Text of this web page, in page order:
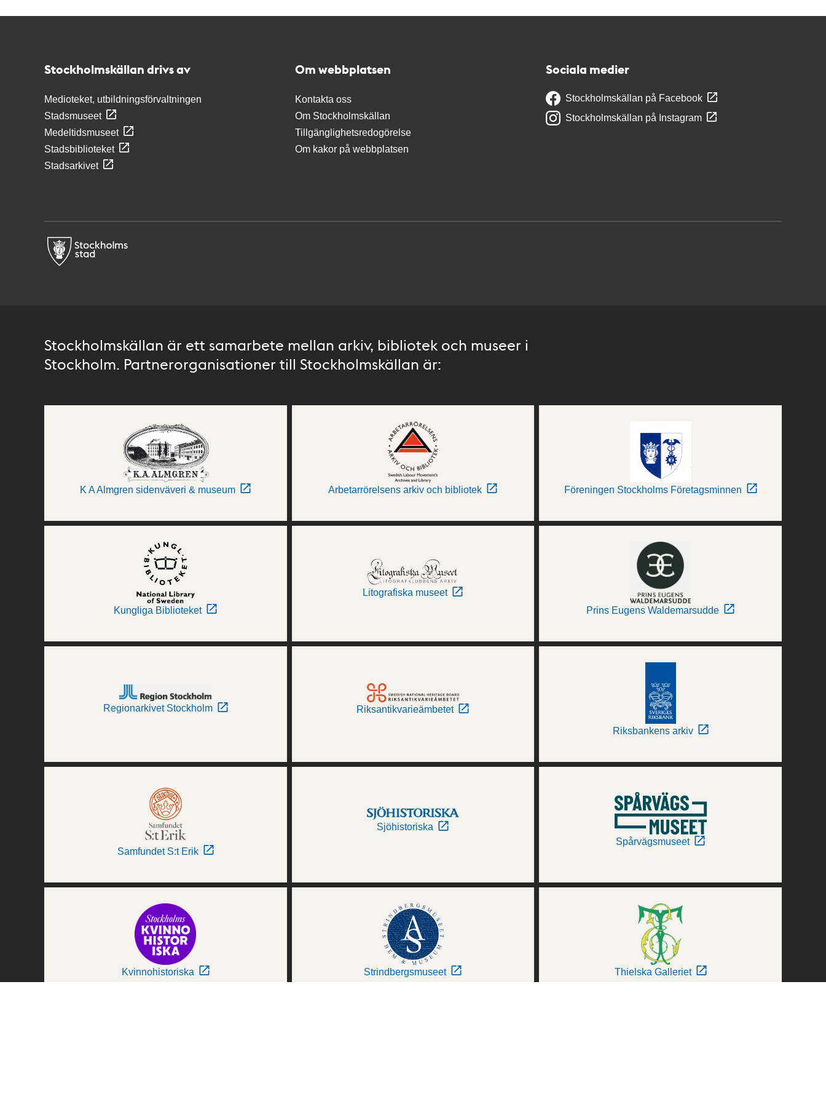
Stockholmskällan drivs av
Medioteket, utbildningsförvaltningen
Stadsmuseet
Medeltidsmuseet
Stadsbiblioteket
Stadsarkivet
Om webbplatsen
Kontakta oss
Om Stockholmskällan
Tillgänglighetsredogörelse
Om kakor på webbplatsen
Sociala medier
Stockholmskällan på Facebook
Stockholmskällan på Instagram
Stockholmskällan är ett samarbete mellan arkiv, bibliotek och museer i
Stockholm. Partnerorganisationer till Stockholmskällan är:
K A Almgren sidenväveri & museum Arbetarrörelsens arkiv och bibliotek Föreningen Stockholms Företagsminnen
Kungliga Biblioteket
Litografiska museet
Prins Eugens Waldemarsudde
Regionarkivet Stockholm Riksantikvarieämbetet
Riksbankens arkiv
Samfundet S:t Erik
Sjöhistoriska
Spårvägsmuseet
Kvinnohistoriska Strindbergsmuseet Thielska Galleriet